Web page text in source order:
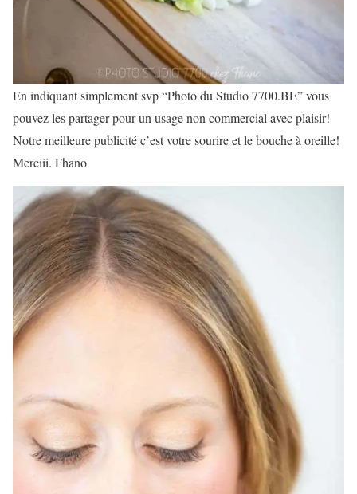
En indiquant simplement svp “Photo du Studio 7700.BE” vous
pouvez les partager pour un usage non commercial avec plaisir!
Notre meilleure publicité c’est votre sourire et le bouche à oreille!
Merciii. Fhano